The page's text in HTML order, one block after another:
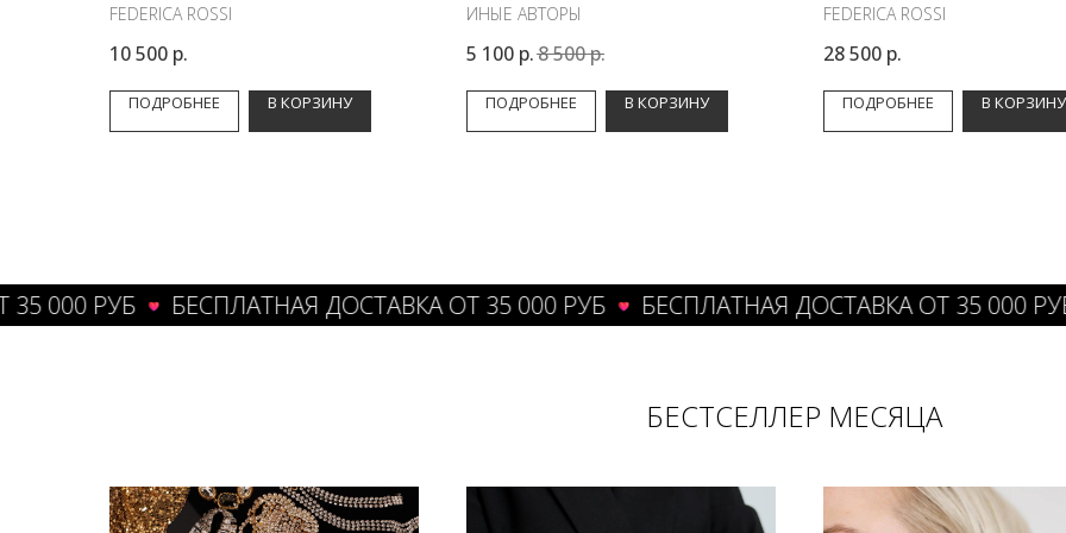
FEDERICA ROSSI
10 500 р.
ПОДРОБНЕЕ В КОРЗИНУ
ИНЫЕ АВТОРЫ
5 100 р.8 500р.
ПОДРОБНЕЕ В КОРЗИНУ
FEDERICA ROSSI
28 500 р.
ПОДРОБНЕЕ В КОРЗИНУ
РУБ БЕСПЛАТНАЯ ДОСТАВКА ОТ 35 000 РУБ БЕСПЛАТНАЯ ДОСТАВКА ОТ 35 000 РУБ
БЕСТСЕЛЛЕР МЕСЯЦА